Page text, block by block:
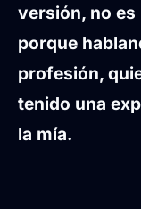
versión, no es
porque
profesión,
tenido una
la mía.